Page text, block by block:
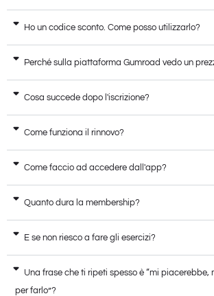
Ho un codice sconto. Come posso utilizzarlo?
Perché sulla piattaforma Gumroad vedo un
Cosa succede dopo l'iscrizione?
Come funziona il rinnovo?
Come faccio ad accedere dall'app?
Quanto dura la membership?
E se non riesco a fare gli esercizi?
Una frase che ti ripeti spesso è “mi piacerebbe,
per farlo”?